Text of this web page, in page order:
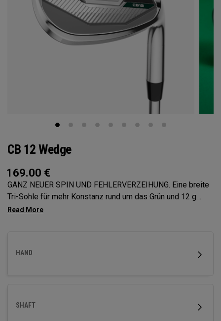
CB 12 Wedge
169.00 €
GANZ NEUER SPIN UND FEHLERVERZEIHUNG. Eine breite
Tri-Sohle für mehr Konstanz rund um das Grün und 12 g
Umfangsgewichtung für maximale Fehlerverzeihung. Die
HAND
SHAFT